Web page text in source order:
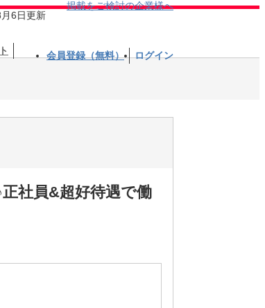
6日更新
掲載をご検討の企業様へ
会員登録（無料） ログイン
社員&超好待遇で働